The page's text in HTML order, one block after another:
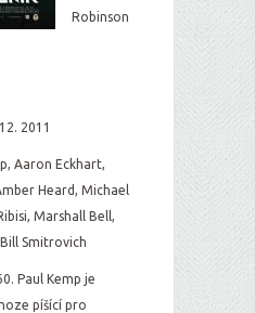
Robinson
2011
Aaron Eckhart,
Heard, Michael
Marshall Bell,
Smitrovich
Paul Kemp je
píšící pro